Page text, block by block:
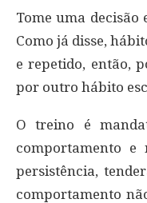
Tome uma decisão
Como já disse,
e repetido, então,
por outro hábito
O treino é
comportamento
persistência,
comportamento